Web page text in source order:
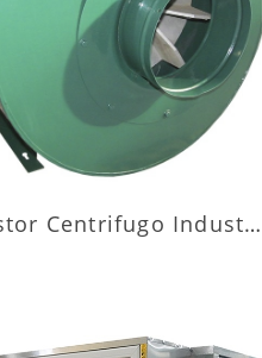
MAIS INFORMAÇÕES
Exaustor Centrifugo Industrial